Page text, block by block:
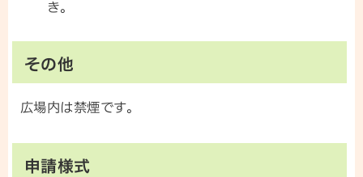
き。
その他
広場内は禁煙です。
申請様式